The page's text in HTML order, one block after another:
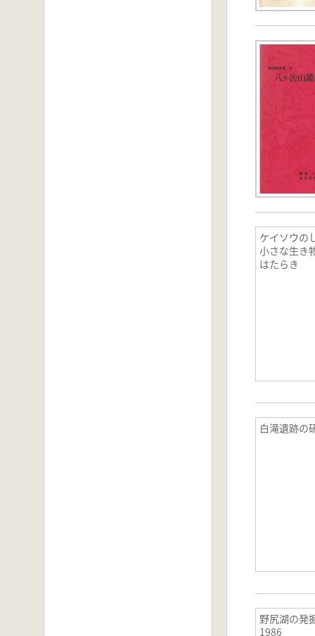
ケイソウの
小さな生き
はたらき
白滝遺跡の
野尻湖の